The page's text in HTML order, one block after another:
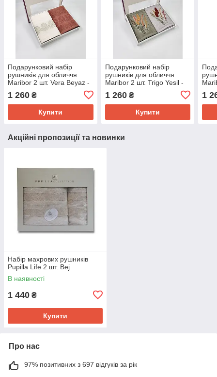
Подарунковий набір
рушників для обличчя
Maribor 2 шт. Vera Beyaz -
1 260 ₴
Купити
Подарунковий набір
рушників для обличчя
Maribor 2 шт. Trigo Yesil -
1 260₴
Купити
1
Акційні пропозиції та новинки
Набір махрових рушників
Pupilla Life 2 шт. Bej
В наявності
1 440 ₴
Купити
Про нас
97% позитивних з 697 відгуків за рік